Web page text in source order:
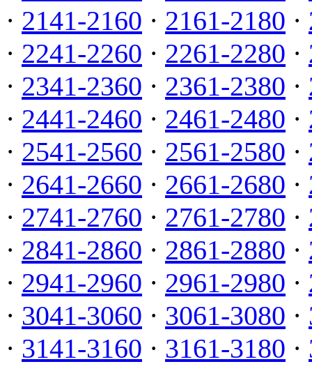
· 2141-2160 · 2161-2180 ·
· 2241-2260 · 2261-2280 ·
· 2341-2360 · 2361-2380 ·
· 2441-2460 · 2461-2480 ·
· 2541-2560 · 2561-2580 ·
· 2641-2660 · 2661-2680 ·
· 2741-2760 · 2761-2780 ·
· 2841-2860 · 2861-2880 ·
· 2941-2960 · 2961-2980 ·
· 3041-3060 · 3061-3080 ·
· 3141-3160 · 3161-3180 ·